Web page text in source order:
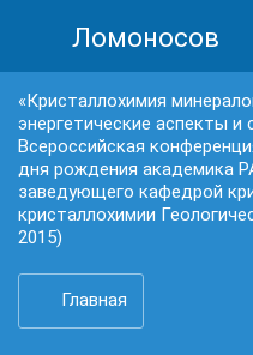
Ломоносов
«Кристаллохимия
энергетические аспекты и
Всероссийская
дня рождения академика
заведующего кафедрой
кристаллохимии
2015)
Главная